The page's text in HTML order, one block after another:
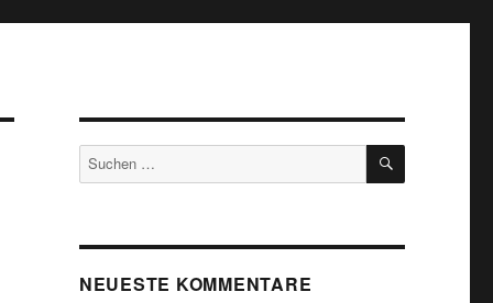
Suchen
nach:
SUCHEN
NEUESTE KOMMENTARE